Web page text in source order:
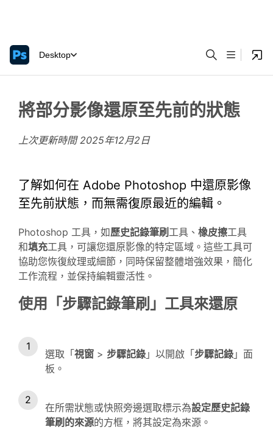
Desktop
將部分影像還原至先前的狀態
上次更新時間2025年12月2日
了解如何在 Adobe Photoshop 中還原影像
至先前狀態，而無需復原最近的編輯。
Photoshop 工具，如歷史記錄筆刷工具、 橡皮擦工具
和填充工具，可讓您還原影像的特定區域。這些工具可
協助您恢復紋理或細節，同時保留整體增強效果，簡化
工作流程，並保持編輯靈活性。
使用「步驟記錄筆刷」工具來還原
選取「視窗 > 步驟記錄 」以開啟「步驟記錄 」面
板。
在所需狀態或快照旁邊選取標示為設定歷史記錄
筆刷的來源的方框，將其設定為來源。